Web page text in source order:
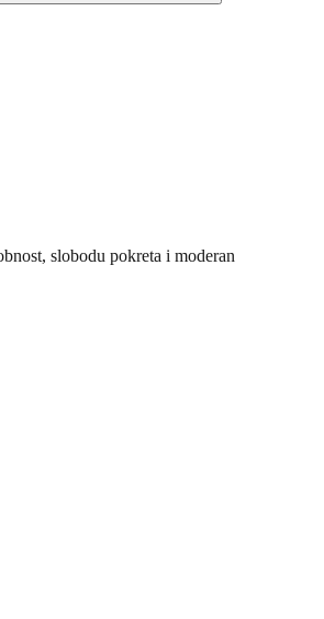
slobodu pokreta i moderan